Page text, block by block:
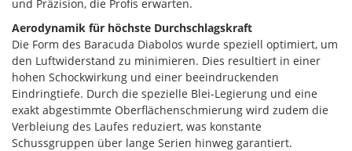
und Präzision, die Profis erwarten.
Aerodynamik für höchste Durchschlagskraft
Die Form des Baracuda Diabolos wurde speziell optimiert, um
den Luftwiderstand zu minimieren. Dies resultiert in einer
hohen Schockwirkung und einer beeindruckenden
Eindringtiefe. Durch die spezielle Blei-Legierung und eine
exakt abgestimmte Oberflächenschmierung wird zudem die
Verbleiung des Laufes reduziert, was konstante
Schussgruppen über lange Serien hinweg garantiert.